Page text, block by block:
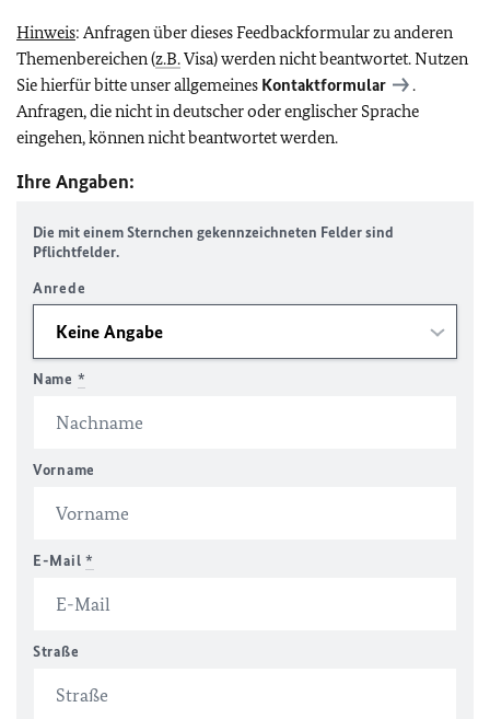
Hinweis: Anfragen über dieses Feedbackformular zu anderen
Themenbereichen (z.B.Visa) werden nicht beantwortet. Nutzen
Sie hierfür bitte unser allgemeines Kontaktformular
.
Anfragen, die nicht in deutscher oder englischer Sprache
eingehen, können nicht beantwortet werden.
Ihre Angaben:
Die mit einem Sternchen gekennzeichneten Felder sind
Pflichtfelder.
Anrede
Name *
Vorname
E-Mail *
Straße